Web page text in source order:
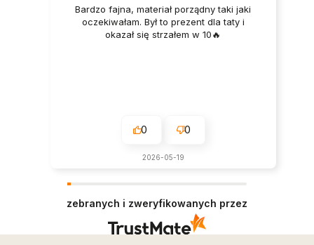
Bardzo fajna, materiał porządny taki jaki
oczekiwałam. Był to prezent dla taty i
okazał się strzałem w 10🔥
0 0
2026-05-19
zebranych i zweryfikowanych przez